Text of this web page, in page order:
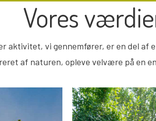
Vores
aktivitet, vi gennemfører, er en del af
af naturen, opleve velvære på en